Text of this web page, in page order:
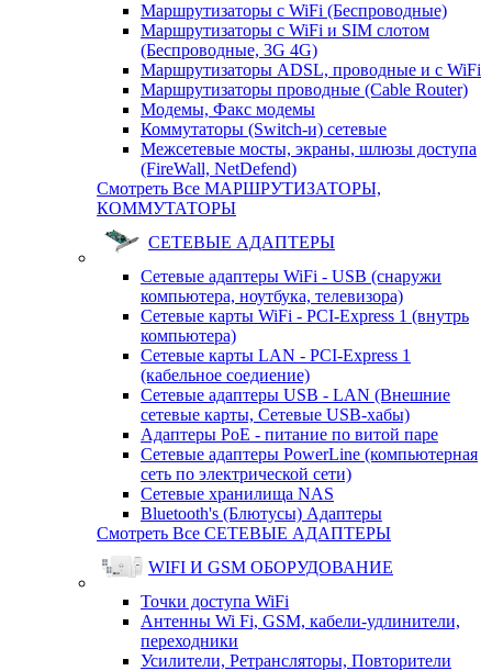
Маршрутизаторы с WiFi (Беспроводные)
Маршрутизаторы с WiFi и SIM слотом
(Беспроводные, 3G 4G)
Маршрутизаторы ADSL, проводные и с WiFi
Маршрутизаторы проводные (Cable Router)
Модемы, Факс модемы
Коммутаторы (Switch-и) сетевые
Межсетевые мосты, экраны, шлюзы доступа
(FireWall, NetDefend)
Смотреть Все МАРШРУТИЗАТОРЫ,
КОММУТАТОРЫ
СЕТЕВЫЕ АДАПТЕРЫ
Сетевые адаптеры WiFi - USB (снаружи
компьютера, ноутбука, телевизора)
Сетевые карты WiFi - PCI-Express 1 (внутрь
компьютера)
Сетевые карты LAN - PCI-Express 1
(кабельное соедиение)
Сетевые адаптеры USB - LAN (Внешние
сетевые карты, Сетевые USB-хабы)
Адаптеры PoE - питание по витой паре
Сетевые адаптеры PowerLine (компьютерная
сеть по электрической сети)
Сетевые хранилища NAS
Bluetooth's (Блютусы) Адаптеры
Смотреть Все СЕТЕВЫЕ АДАПТЕРЫ
WIFI И GSM ОБОРУДОВАНИЕ
Точки доступа WiFi
Антенны Wi Fi, GSM, кабели-удлинители,
переходники
Усилители, Ретрансляторы, Повторители